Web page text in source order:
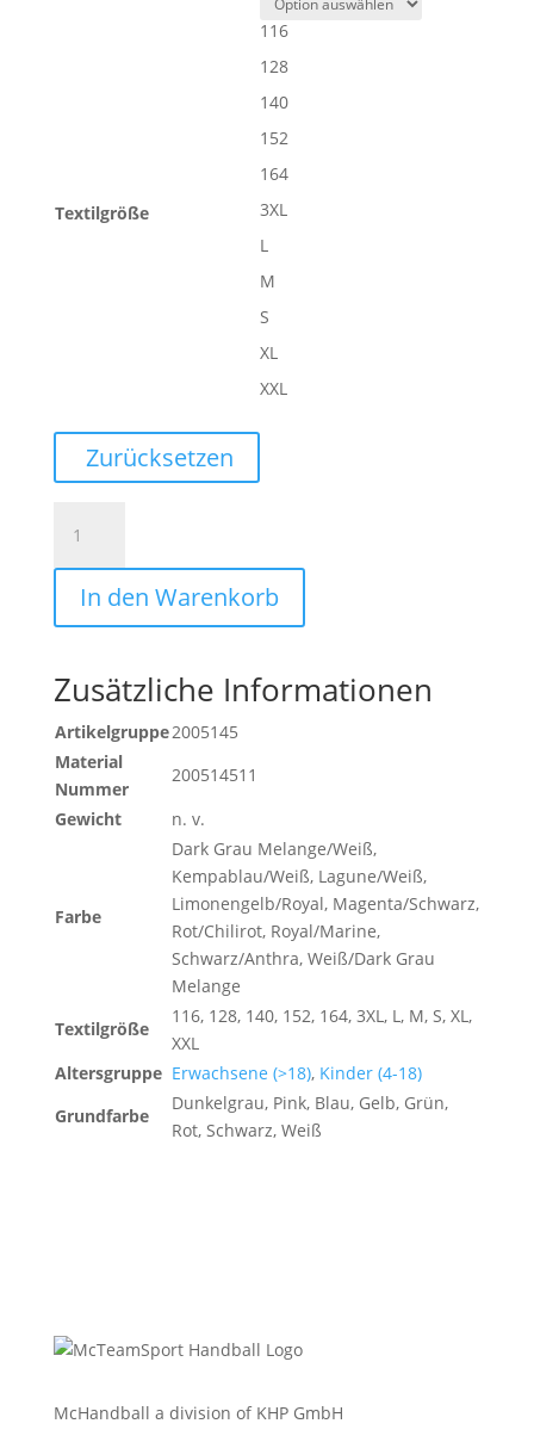
Textilgröße
116
128
140
152
164
3XL
L
M
S
XL
XXL
Zurücksetzen
SHIRT
MengeIn den Warenkorb
Zusätzliche Informationen
Artikelgruppe2005145
Material
Nummer
200514511
Gewicht
n. v.
Farbe
Dark Grau Melange/Weiß,
Kempablau/Weiß, Lagune/Weiß,
Limonengelb/Royal, Magenta/Schwarz,
Rot/Chilirot, Royal/Marine,
Schwarz/Anthra, Weiß/Dark Grau
Melange
Textilgröße
116, 128, 140, 152, 164, 3XL, L, M, S, XL,
XXL
Altersgruppe Erwachsene (>18), Kinder (4-18)
Grundfarbe
Dunkelgrau, Pink, Blau, Gelb, Grün,
Rot, Schwarz, Weiß
McHandball a division of KHP GmbH